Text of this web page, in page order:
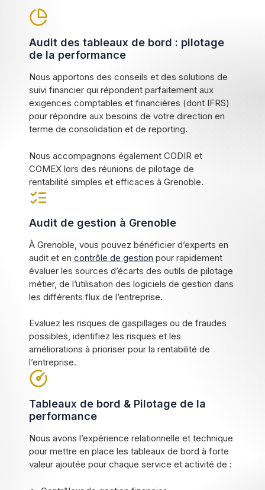
Audit des tableaux de bord : pilotage
de la performance
Nous apportons des conseils et des solutions de
suivi financier qui répondent parfaitement aux
exigences comptables et financières (dont IFRS)
pour répondre aux besoins de votre direction en
terme de consolidation et de reporting.
Nous accompagnons également CODIR et
COMEX lors des réunions de pilotage de
rentabilité simples et efficaces à Grenoble.
Audit de gestion à Grenoble
À Grenoble, vous pouvez bénéficier d’experts en
audit et encontrôle de gestion pour rapidement
évaluer les sources d’écarts des outils de pilotage
métier, de l’utilisation des logiciels de gestion dans
les différents flux de l’entreprise.
Evaluez les risques de gaspillages ou de fraudes
possibles, identifiez les risques et les
améliorations à prioriser pour la rentabilité de
l’entreprise.
Tableaux de bord & Pilotage de la
performance
Nous avons l’expérience relationnelle et technique
pour mettre en place les tableaux de bord à forte
valeur ajoutée pour chaque service et activité de :